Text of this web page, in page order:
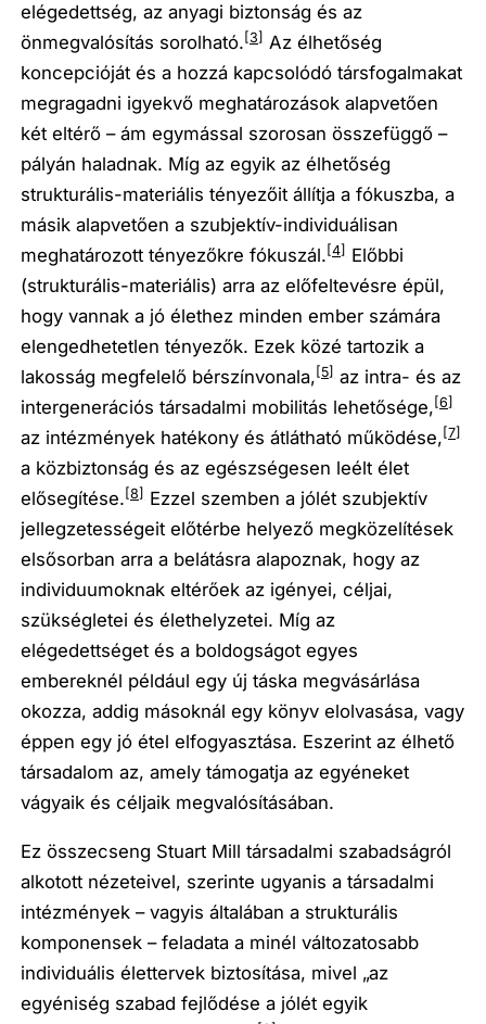
elégedettség, az anyagi biztonság és az
önmegvalósítás sorolható. [3] Az élhetőség
koncepcióját és a hozzá kapcsolódó társfogalmakat
megragadni igyekvő meghatározások alapvetően
két eltérő – ám egymással szorosan összefüggő –
pályán haladnak. Míg az egyik az élhetőség
strukturális-materiális tényezőit állítja a fókuszba, a
másik alapvetően a szubjektív-individuálisan
meghatározott tényezőkre fókuszál. [4] Előbbi
(strukturális-materiális) arra az előfeltevésre épül,
hogy vannak a jó élethez minden ember számára
elengedhetetlen tényezők. Ezek közé tartozik a
lakosság megfelelő bérszínvonala, [5] az intra- és az
intergenerációs társadalmi mobilitás lehetősége, [6]
az intézmények hatékony és átlátható működése, [7]
a közbiztonság és az egészségesen leélt élet
elősegítése. [8] Ezzel szemben a jólét szubjektív
jellegzetességeit előtérbe helyező megközelítések
elsősorban arra a belátásra alapoznak, hogy az
individuumoknak eltérőek az igényei, céljai,
szükségletei és élethelyzetei. Míg az
elégedettséget és a boldogságot egyes
embereknél például egy új táska megvásárlása
okozza, addig másoknál egy könyv elolvasása, vagy
éppen egy jó étel elfogyasztása. Eszerint az élhető
társadalom az, amely támogatja az egyéneket
vágyaik és céljaik megvalósításában.
Ez összecseng Stuart Mill társadalmi szabadságról
alkotott nézeteivel, szerinte ugyanis a társadalmi
intézmények – vagyis általában a strukturális
komponensek – feladata a minél változatosabb
individuális élettervek biztosítása, mivel „az
egyéniség szabad fejlődése a jólét egyik